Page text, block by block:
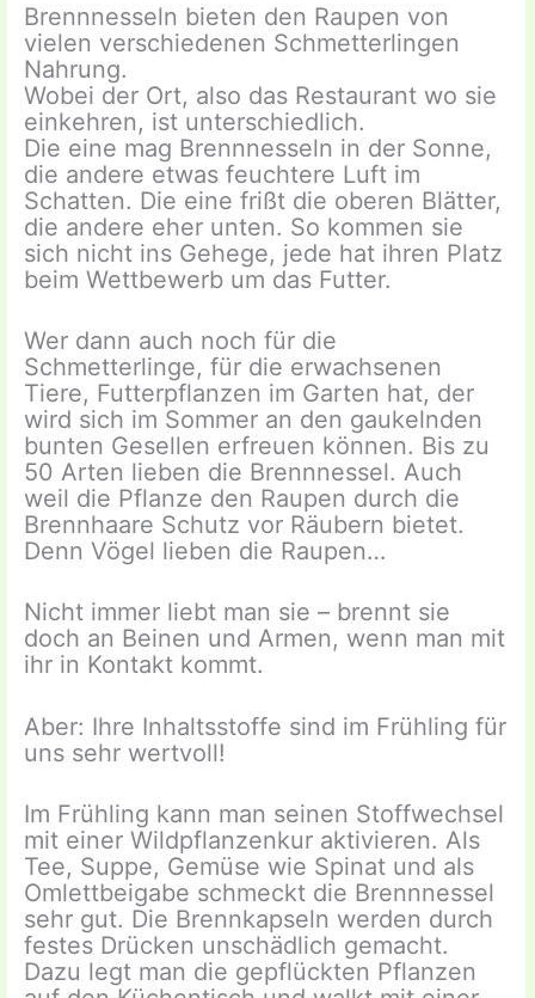
Brennnesseln bieten den Raupen von
vielen verschiedenen Schmetterlingen
Nahrung.
Wobei der Ort, also das Restaurant wo sie
einkehren, ist unterschiedlich.
Die eine mag Brennnesseln in der Sonne,
die andere etwas feuchtere Luft im
Schatten. Die eine frißt die oberen Blätter,
die andere eher unten. So kommen sie
sich nicht ins Gehege, jede hat ihren Platz
beim Wettbewerb um das Futter.
Wer dann auch noch für die
Schmetterlinge, für die erwachsenen
Tiere, Futterpflanzen im Garten hat, der
wird sich im Sommer an den gaukelnden
bunten Gesellen erfreuen können. Bis zu
50 Arten lieben die Brennnessel. Auch
weil die Pflanze den Raupen durch die
Brennhaare Schutz vor Räubern bietet.
Denn Vögel lieben die Raupen…
Nicht immer liebt man sie – brennt sie
doch an Beinen und Armen, wenn man mit
ihr in Kontakt kommt.
Aber: Ihre Inhaltsstoffe sind im Frühling für
uns sehr wertvoll!
Im Frühling kann man seinen Stoffwechsel
mit einer Wildpflanzenkur aktivieren. Als
Tee, Suppe, Gemüse wie Spinat und als
Omlettbeigabe schmeckt die Brennnessel
sehr gut. Die Brennkapseln werden durch
festes Drücken unschädlich gemacht.
Dazu legt man die gepflückten Pflanzen